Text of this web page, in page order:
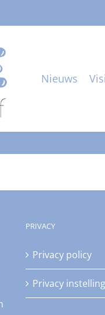
Nieuws
PRIVACY
Privacy policy
Privacy